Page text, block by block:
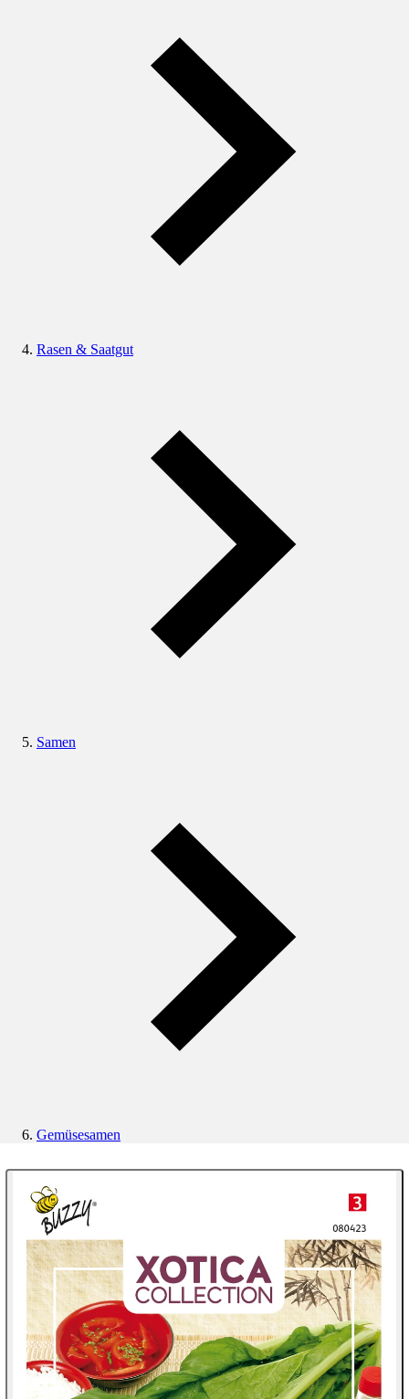
Rasen & Saatgut
Samen
Gemüsesamen